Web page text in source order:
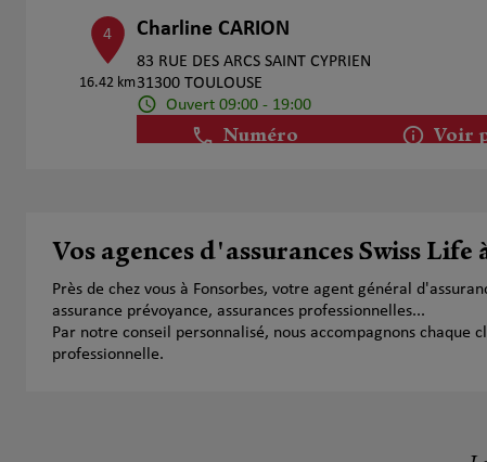
4
16.42 km
Charline CARION
83 RUE DES ARCS SAINT CYPRIEN
31300 TOULOUSE
Ouvert 09:00 - 19:00
Numéro Voir
17.67 km
31840 AUSSONNE
Ouvert 09:00 - 12:00 et 13:00 - 18:00
Numéro
Vos agences d'assurances Swiss Life
Près de chez vous à Fonsorbes, votre agent général
assurance prévoyance, assurances professionnelles...
Par notre conseil personnalisé, nous accompagnons
professionnelle.